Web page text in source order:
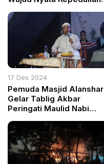
17 Des 2024
Pemuda Masjid Alanshar
Gelar Tablig Akbar
Peringati Maulid Nabi